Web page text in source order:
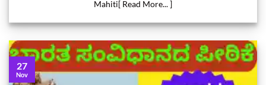
Mahiti[ Read More... ]
27
Nov